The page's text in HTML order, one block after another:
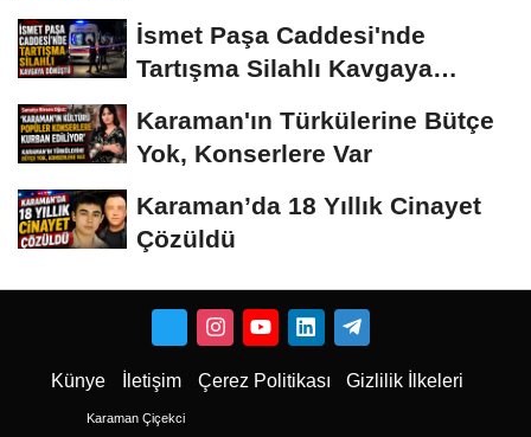
İsmet Paşa Caddesi'nde
Tartışma Silahlı Kavgaya
Karaman'ın Türkülerine Bütçe
Yok, Konserlere Var
Karaman’da 18 Yıllık Cinayet
Çözüldü
Künye İletişim Çerez Politikası Gizlilik İlkeleri
Karaman Çiçekci